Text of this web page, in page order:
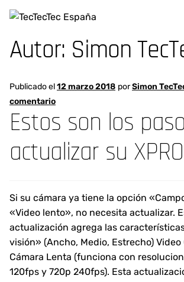
Ir
la
navegación
Ir
contenido
VAYA A JUGAR GOLF!
VAYA A CAZAR!
MAS
ASISTENCIA
Autor: Simon
Publicado el12 marzo 2018 porSimon
comentario
Estos son los
actualizar su
Si su cámara ya tiene la opción
«Video lento», no necesita actualizar.
actualización agrega las
visión» (Ancho, Medio, Estrecho)
Cámara Lenta (funciona con
120fps y 720p 240fps). Esta